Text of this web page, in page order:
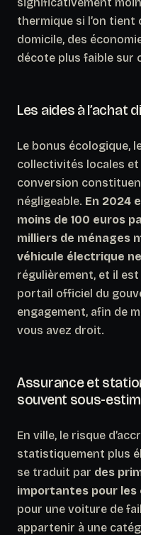
thermique si l’on tient
domicile, des
décote plus faible sur
Les aides à l’achat
Le bonus écologique,
collectivités locales
conversion
négligeable. En 2024
moins de 100 euros
milliers de ménages
véhicule électrique
régulièrement, et il
portail officiel du
engagement, afin de
vous avez droit.
Assurance et
souvent sous-
En ville, le risque
statistiquement plus
se traduit par des
importantes pour les
pour une voiture de
appartenir à une